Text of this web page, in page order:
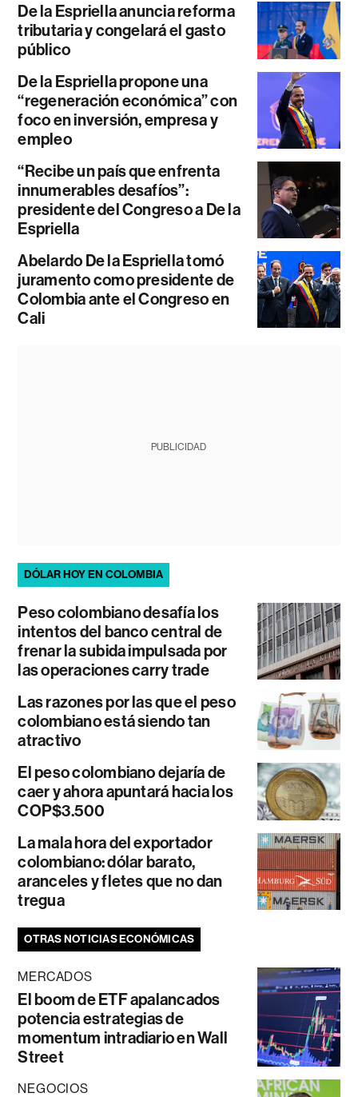
De la Espriella anuncia reforma
tributaria y congelará el gasto
público
De la Espriella propone una
“regeneración económica” con
foco en inversión, empresa y
empleo
“Recibe un país que enfrenta
innumerables desafíos”:
presidente del Congreso a De la
Espriella
Abelardo De la Espriella tomó
juramento como presidente de
Colombia ante el Congreso en
Cali
PUBLICIDAD
DÓLAR HOY EN COLOMBIA
Peso colombiano desafía los
intentos del banco central de
frenar la subida impulsada por
las operaciones carry trade
Las razones por las que el peso
colombiano está siendo tan
atractivo
El peso colombiano dejaría de
caer y ahora apuntará hacia los
COP$3.500
La mala hora del exportador
colombiano: dólar barato,
aranceles y fletes que no dan
tregua
OTRAS NOTICIAS ECONÓMICAS
MERCADOS
El boom de ETF apalancados
potencia estrategias de
momentum intradiario en Wall
Street
NEGOCIOS